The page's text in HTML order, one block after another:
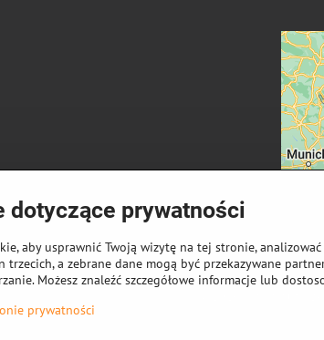
dotyczące prywatności
aby usprawnić Twoją wizytę na tej stronie,
trzecich, a zebrane dane mogą być przekazywane
Możesz znaleźć szczegółowe informacje lub
prywatności